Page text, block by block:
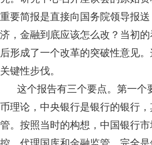
重要简报是直接向国务院领导报
济，金融到底应该怎么改？当初
后形成了一个改革的突破性意见
关键性步伐。
这个报告有三个要点。第一个
币理论，中央银行是银行的银行
管。按照当时的构想，中国银行